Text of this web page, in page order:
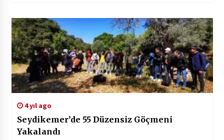
4 yıl ago
Seydikemer’de 55 Düzensiz Göçmeni
Yakalandı